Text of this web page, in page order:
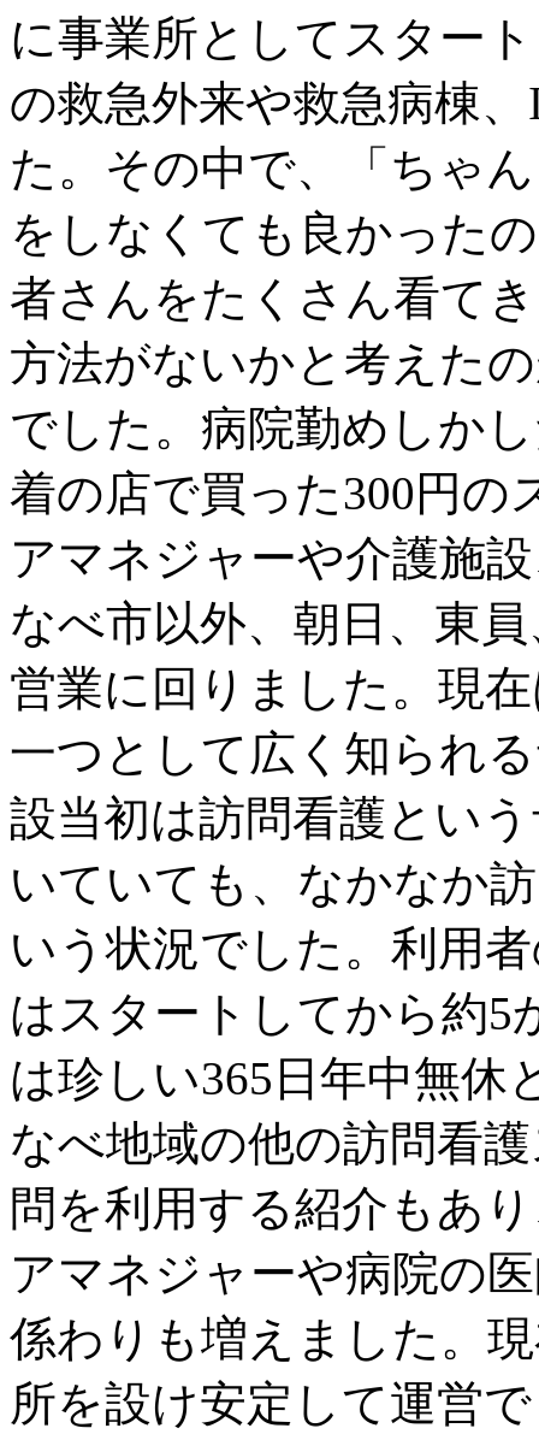
に事業所としてスター
の救急外来や救急病棟
た。その中で、「ちゃ
をしなくても良かった
者さんをたくさん看て
方法がないかと考えた
でした。病院勤めしか
着の店で買った300円の
アマネジャーや介護施
なべ市以外、朝日、東
営業に回りました。現
一つとして広く知られ
設当初は訪問看護とい
いていても、なかなか
いう状況でした。利用
はスタートしてから約5
は珍しい365日年中無休
なべ地域の他の訪問看
問を利用する紹介もあ
アマネジャーや病院の
係わりも増えました。
所を設け安定して運営